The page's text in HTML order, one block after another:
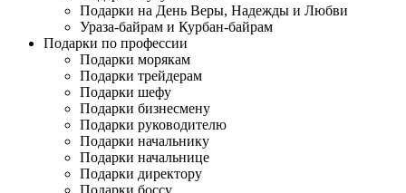
Подарки на День Веры, Надежды и Любви
Ураза-байрам и Курбан-байрам
Подарки по профессии
Подарки морякам
Подарки трейдерам
Подарки шефу
Подарки бизнесмену
Подарки руководителю
Подарки начальнику
Подарки начальнице
Подарки директору
Подарки боссу